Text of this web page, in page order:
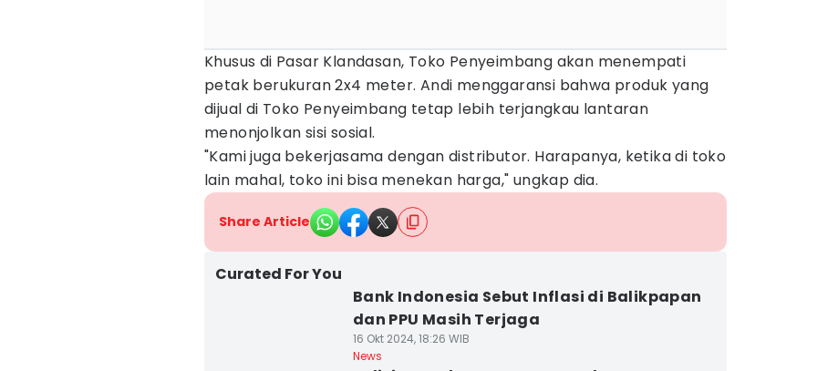
Khusus di Pasar Klandasan, Toko Penyeimbang akan menempati
petak berukuran 2x4 meter. Andi menggaransi bahwa produk yang
dijual di Toko Penyeimbang tetap lebih terjangkau lantaran
menonjolkan sisi sosial.
"Kami juga bekerjasama dengan distributor. Harapanya, ketika di toko
lain mahal, toko ini bisa menekan harga," ungkap dia.
Share Article
Curated For You
Bank Indonesia Sebut Inflasi di Balikpapan
dan PPU Masih Terjaga
16 Okt 2024, 18:26 WIB
News